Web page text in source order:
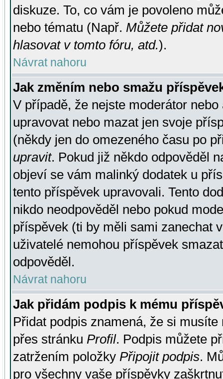
diskuze. To, co vám je povoleno
nebo tématu (Např. Můžete přidat
hlasovat v tomto fóru, atd.).
Návrat nahoru
Jak změním nebo smažu
V případě, že nejste moderátor
upravovat nebo mazat jen svoje
(někdy jen do omezeného času po
upravit. Pokud již někdo odpověděl
objeví se vám malinký dodatek u
tento příspěvek upravovali. Tento
nikdo neodpověděl nebo pokud
příspěvek (ti by měli sami zanechat
uživatelé nemohou příspěvek
odpověděl.
Návrat nahoru
Jak přidám podpis k mému
Přidat podpis znamená, že si
přes stránku Profil. Podpis můžete
zatržením položky Připojit podpis.
pro všechny vaše příspěvky